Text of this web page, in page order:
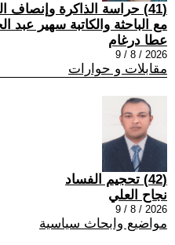
(41) حراسة الذاكرة
مع الباحثة والكاتبة سهير عبد
عطا درغام
2026 / 8 / 9
مقابلات و حوارات
(42) تحجيم الفساد
نجاح العلي
2026 / 8 / 9
مواضيع وابحاث سياسية